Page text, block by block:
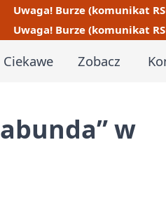
Uwaga! Burze (komunikat
Uwaga! Burze (komunikat
Ciekawe Zobacz
w